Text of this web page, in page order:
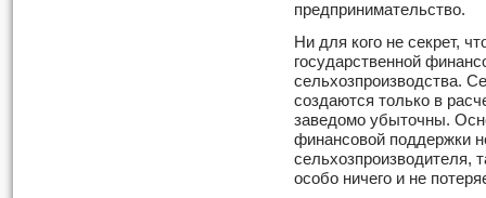
предпринимательство.
Ни для кого не секрет,
государственной
сельхозпроизводства.
создаются только в
заведомо убыточны.
финансовой поддержки
сельхозпроизводителя,
особо ничего и не